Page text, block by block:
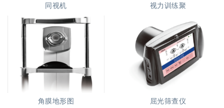
同视机 视力训练聚
角膜地形图 屈光筛查仪